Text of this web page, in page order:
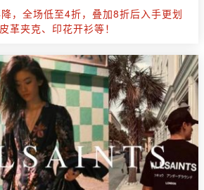
，全场低至4折，叠加8折后入手更划
革夹克、印花开衫等！